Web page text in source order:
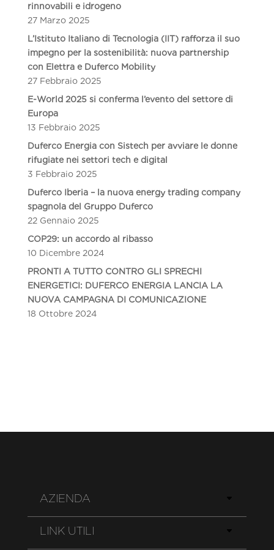
rinnovabili e idrogeno
27 Marzo 2025
L’Istituto Italiano di Tecnologia (IIT) rafforza il suo
impegno per la sostenibilità: nuova partnership
con Elettra e Duferco Mobility
27 Febbraio 2025
E-World 2025 si conferma l’evento del settore di
Europa
13 Febbraio 2025
Duferco Energia con Sistech per avviare le donne
rifugiate nei settori tech e digital
3 Febbraio 2025
Duferco Iberia – la nuova energy trading company
spagnola del Gruppo Duferco
22 Gennaio 2025
COP29: un accordo al ribasso
10 Dicembre 2024
PRONTI A TUTTO CONTRO GLI SPRECHI
ENERGETICI: DUFERCO ENERGIA LANCIA LA
NUOVA CAMPAGNA DI COMUNICAZIONE
18 Ottobre 2024
AZIENDA
LINK UTILI